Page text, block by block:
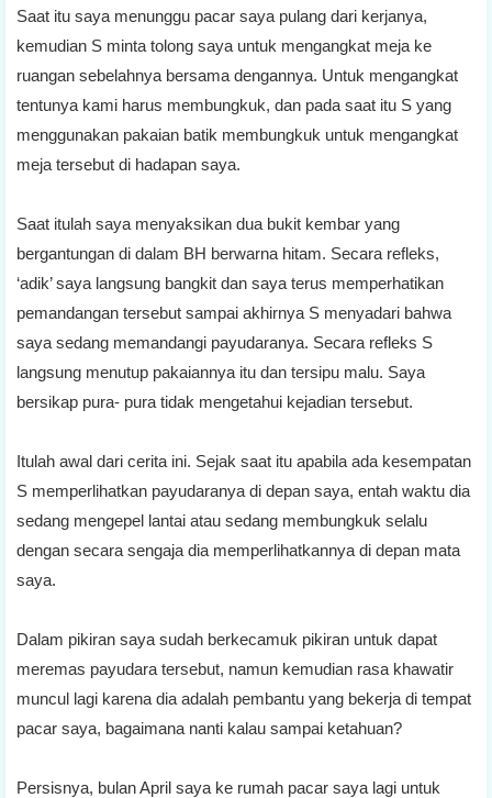
Saat itu saya menunggu pacar saya pulang dari kerjanya,
kemudian S minta tolong saya untuk mengangkat meja ke
ruangan sebelahnya bersama dengannya. Untuk mengangkat
tentunya kami harus membungkuk, dan pada saat itu S yang
menggunakan pakaian batik membungkuk untuk mengangkat
meja tersebut di hadapan saya.
Saat itulah saya menyaksikan dua bukit kembar yang
bergantungan di dalam BH berwarna hitam. Secara refleks,
‘adik’ saya langsung bangkit dan saya terus memperhatikan
pemandangan tersebut sampai akhirnya S menyadari bahwa
saya sedang memandangi payudaranya. Secara refleks S
langsung menutup pakaiannya itu dan tersipu malu. Saya
bersikap pura- pura tidak mengetahui kejadian tersebut.
Itulah awal dari cerita ini. Sejak saat itu apabila ada kesempatan
S memperlihatkan payudaranya di depan saya, entah waktu dia
sedang mengepel lantai atau sedang membungkuk selalu
dengan secara sengaja dia memperlihatkannya di depan mata
saya.
Dalam pikiran saya sudah berkecamuk pikiran untuk dapat
meremas payudara tersebut, namun kemudian rasa khawatir
muncul lagi karena dia adalah pembantu yang bekerja di tempat
pacar saya, bagaimana nanti kalau sampai ketahuan?
Persisnya, bulan April saya ke rumah pacar saya lagi untuk